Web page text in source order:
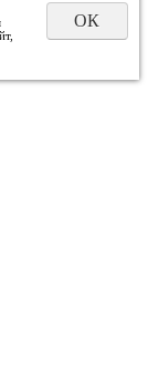
ОК